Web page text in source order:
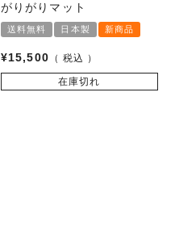
がりがりマット
送料無料 日本製 新商品
¥15,500 税込
在庫切れ